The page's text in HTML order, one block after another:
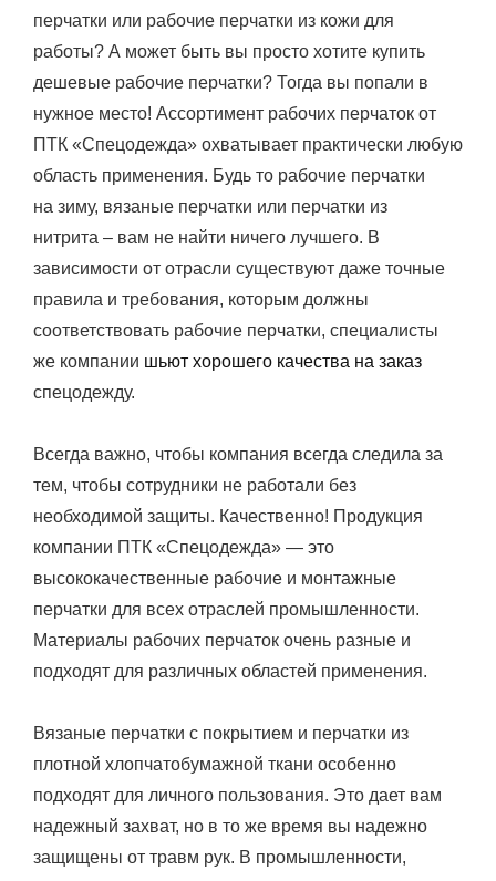
перчатки или рабочие перчатки из кожи для
работы? А может быть вы просто хотите купить
дешевые рабочие перчатки? Тогда вы попали в
нужное место! Ассортимент рабочих перчаток от
ПТК «Спецодежда» охватывает практически любую
область применения. Будь то рабочие перчатки
на зиму, вязаные перчатки или перчатки из
нитрита – вам не найти ничего лучшего. В
зависимости от отрасли существуют даже точные
правила и требования, которым должны
соответствовать рабочие перчатки, специалисты
же компании шьют хорошего качества на заказ
спецодежду.
Всегда важно, чтобы компания всегда следила за
тем, чтобы сотрудники не работали без
необходимой защиты. Качественно! Продукция
компании ПТК «Спецодежда» — это
высококачественные рабочие и монтажные
перчатки для всех отраслей промышленности.
Материалы рабочих перчаток очень разные и
подходят для различных областей применения.
Вязаные перчатки с покрытием и перчатки из
плотной хлопчатобумажной ткани особенно
подходят для личного пользования. Это дает вам
надежный захват, но в то же время вы надежно
защищены от травм рук. В промышленности,